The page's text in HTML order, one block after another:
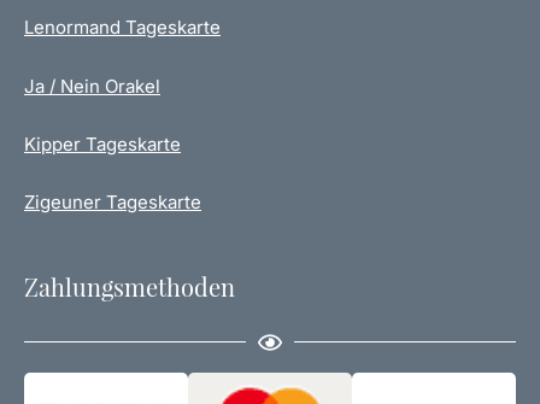
Lenormand Tageskarte
Ja / Nein Orakel
Kipper Tageskarte
Zigeuner Tageskarte
Zahlungsmethoden